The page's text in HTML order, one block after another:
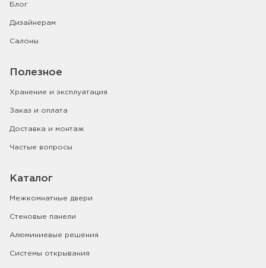
Блог
Дизайнерам
Салоны
Полезное
Хранение и эксплуатация
Заказ и оплата
Доставка и монтаж
Частые вопросы
Каталог
Межкомнатные двери
Стеновые панели
Алюминиевые решения
Системы открывания